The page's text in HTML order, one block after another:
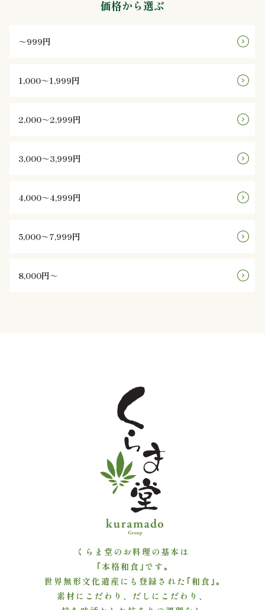
お
様
知
せ
ブ
価格から選ぶ
～999円
1,000～1,999円
2,000～2,999円
3,000～3,999円
4,000～4,999円
5,000～7,999円
8,000円～
くらま堂のお料理の基本は
｢本格和食｣です｡
世界無形文化遺産にも登録された｢和食｣｡
素材にこだわり、だしにこだわり、